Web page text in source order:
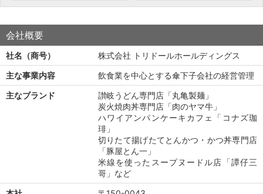
会社概要
社名（商号）
株式会社 トリドールホールディングス
主な事業内容
飲食業を中心とする傘下子会社の経営管理
主なブランド
讃岐うどん専門店「丸亀製麺」
炭火焼肉丼専門店「肉のヤマ牛」
ハワイアンパンケーキカフェ「コナズ珈
琲」
切りたて揚げたてとんかつ・かつ丼専門店
「豚屋とん一」
米線を使ったスープヌードル店「譚仔三
哥」など